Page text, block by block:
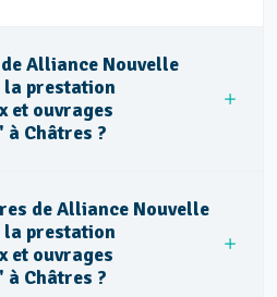
Alliance Nouvelle
la prestation
et ouvrages
à Châtres ?
de Alliance Nouvelle
la prestation
et ouvrages
à Châtres ?